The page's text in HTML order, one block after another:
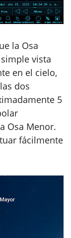
la Osa
vista
en el cielo,
dos
5
Osa Menor.
fácilmente